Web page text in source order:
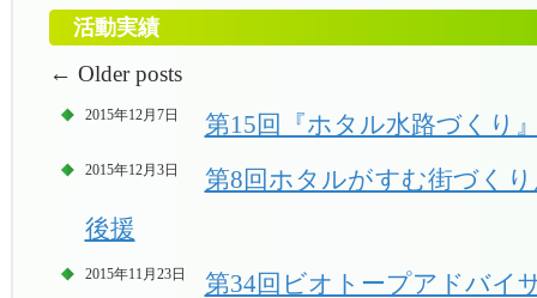
活動実績
← Older posts
2015年12月7日 第15回『ホタル水路づくり
2015年12月3日
第8回ホタルがすむ街づく
後援
2015年11月23日
第34回ビオトープアドバイ